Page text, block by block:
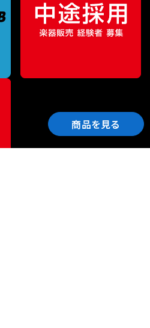
商品を見る